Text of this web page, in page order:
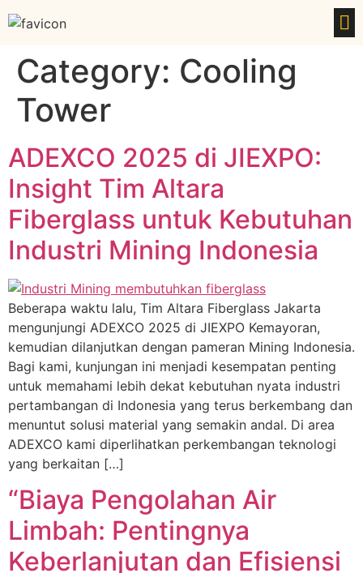
Category: Cooling
Tower
ADEXCO 2025 di JIEXPO:
Insight Tim Altara
Fiberglass untuk Kebutuhan
Industri Mining Indonesia
Beberapa waktu lalu, Tim Altara Fiberglass Jakarta
mengunjungi ADEXCO 2025 di JIEXPO Kemayoran,
kemudian dilanjutkan dengan pameran Mining Indonesia.
Bagi kami, kunjungan ini menjadi kesempatan penting
untuk memahami lebih dekat kebutuhan nyata industri
pertambangan di Indonesia yang terus berkembang dan
menuntut solusi material yang semakin andal. Di area
ADEXCO kami diperlihatkan perkembangan teknologi
yang berkaitan […]
“Biaya Pengolahan Air
Limbah: Pentingnya
Keberlanjutan dan Efisiensi